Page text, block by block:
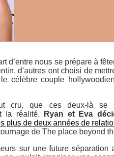
d’entre nous se prépare à
d’autres ont choisi de
célèbre couple
cru, que ces deux-là se
la réalité,
Ryan et Eva
plus de deux années de
de The place beyond
sur une future séparation